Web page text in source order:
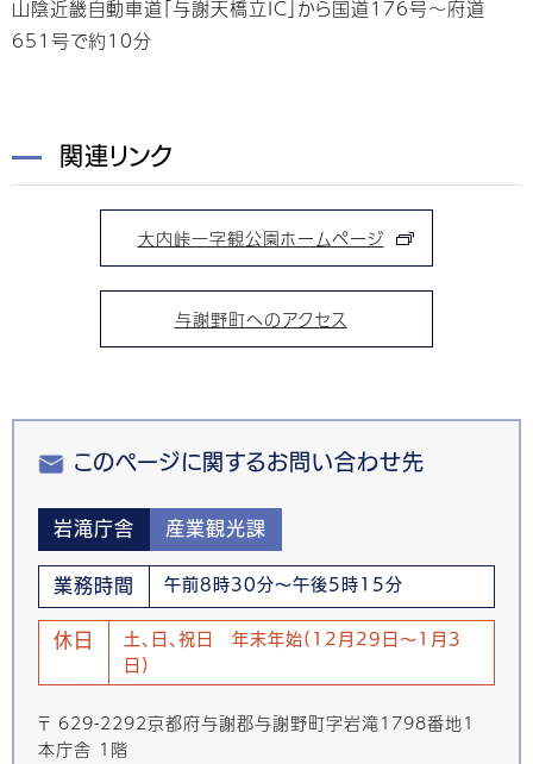
山陰近畿自動車道「与謝天橋立IC」から国道176号～府道
651号で約10分
関連リンク
大内峠一字観公園ホームページ
与謝野町へのアクセス
このページに関するお問い合わせ先
岩滝庁舎 産業観光課
業務時間 午前8時30分～午後5時15分
休日
土、日、祝日 年末年始(12月29日～1月3
日)
〒 629-2292京都府与謝郡与謝野町字岩滝1798番地1
本庁舎 1階